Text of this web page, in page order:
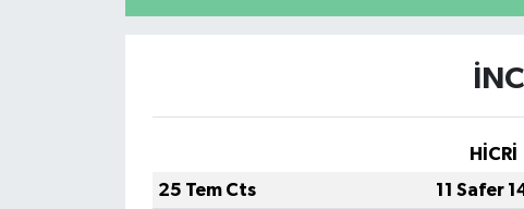
HİCRİ
25 Tem Cts
11 Safer